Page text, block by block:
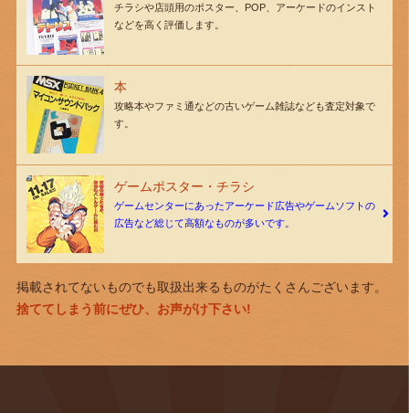
チラシや店頭用のポスター、POP、アーケードのインスト
などを高く評価します。
本
攻略本やファミ通などの古いゲーム雑誌なども査定対象で
す。
ゲームポスター・チラシ
ゲームセンターにあったアーケード広告やゲームソフトの
広告など総じて高額なものが多いです。
掲載されてないものでも取扱出来るものがたくさんございます。
捨ててしまう前にぜひ、お声がけ下さい!